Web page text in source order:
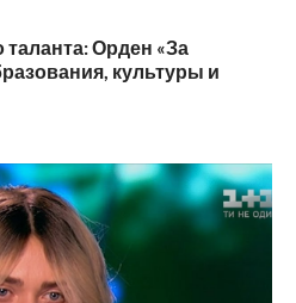
Орден «За
культуры и